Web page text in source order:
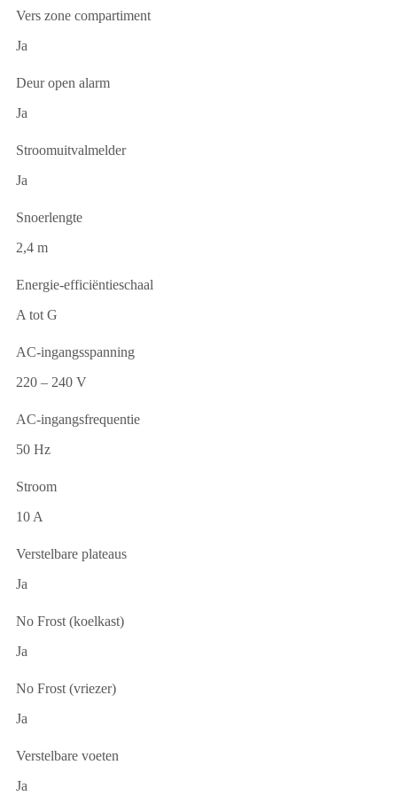
Vers zone compartiment
Ja
Deur open alarm
Ja
Stroomuitvalmelder
Ja
Snoerlengte
2,4 m
Energie-efficiëntieschaal
A tot G
AC-ingangsspanning
220 – 240 V
AC-ingangsfrequentie
50 Hz
Stroom
10 A
Verstelbare plateaus
Ja
No Frost (koelkast)
Ja
No Frost (vriezer)
Ja
Verstelbare voeten
Ja